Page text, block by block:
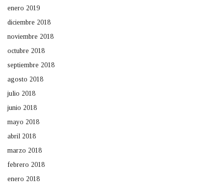
enero 2019
diciembre 2018
noviembre 2018
octubre 2018
septiembre 2018
agosto 2018
julio 2018
junio 2018
mayo 2018
abril 2018
marzo 2018
febrero 2018
enero 2018